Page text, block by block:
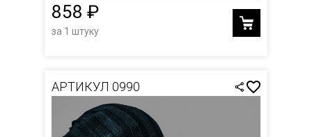
858 ₽
за 1 штуку
АРТИКУЛ 0990